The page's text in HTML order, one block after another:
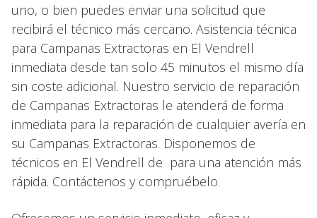
uno, o bien puedes enviar una solicitud que
recibirá el técnico más cercano. Asistencia técnica
para Campanas Extractoras en El Vendrell
inmediata desde tan solo 45 minutos el mismo día
sin coste adicional. Nuestro servicio de reparación
de Campanas Extractoras le atenderá de forma
inmediata para la reparación de cualquier avería en
su Campanas Extractoras. Disponemos de
técnicos en El Vendrell de para una atención más
rápida. Contáctenos y compruébelo.